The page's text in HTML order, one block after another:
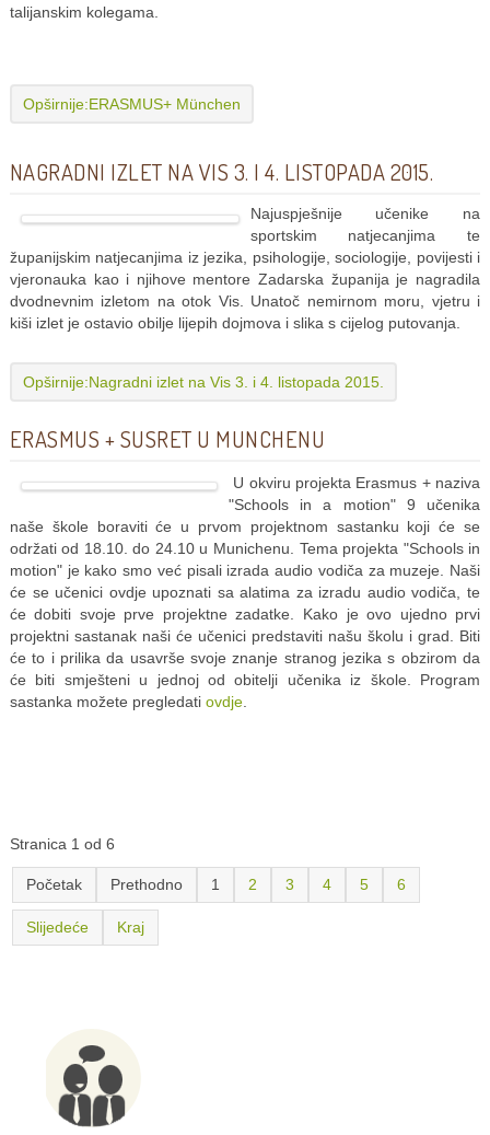
talijanskim kolegama.
Opširnije:ERASMUS+ München
NAGRADNI IZLET NA VIS 3. I 4. LISTOPADA 2015.
Najuspješnije učenike na
sportskim natjecanjima te
županijskim natjecanjima iz jezika, psihologije, sociologije, povijesti i
vjeronauka kao i njihove mentore Zadarska županija je nagradila
dvodnevnim izletom na otok Vis. Unatoč nemirnom moru, vjetru i
kiši izlet je ostavio obilje lijepih dojmova i slika s cijelog putovanja.
Opširnije:Nagradni izlet na Vis 3. i 4. listopada 2015.
ERASMUS + SUSRET U MUNCHENU
U okviru projekta Erasmus + naziva
"Schools in a motion" 9 učenika
naše škole boraviti će u prvom projektnom sastanku koji će se
održati od 18.10. do 24.10 u Munichenu. Tema projekta "Schools in
motion" je kako smo već pisali izrada audio vodiča za muzeje. Naši
će se učenici ovdje upoznati sa alatima za izradu audio vodiča, te
će dobiti svoje prve projektne zadatke. Kako je ovo ujedno prvi
projektni sastanak naši će učenici predstaviti našu školu i grad. Biti
će to i prilika da usavrše svoje znanje stranog jezika s obzirom da
će biti smješteni u jednoj od obitelji učenika iz škole. Program
sastanka možete pregledati ovdje.
Stranica 1 od 6
Početak Prethodno 1 2 3 4 5 6
Slijedeće Kraj